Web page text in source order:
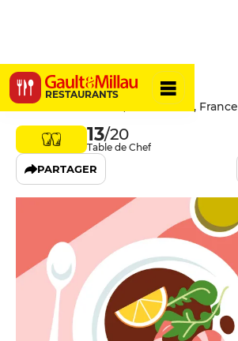
RESTAURANTS
Minore
4 Avenue Trudaine, 75009 Paris, France
13/20
Table de Chef
PARTAGER